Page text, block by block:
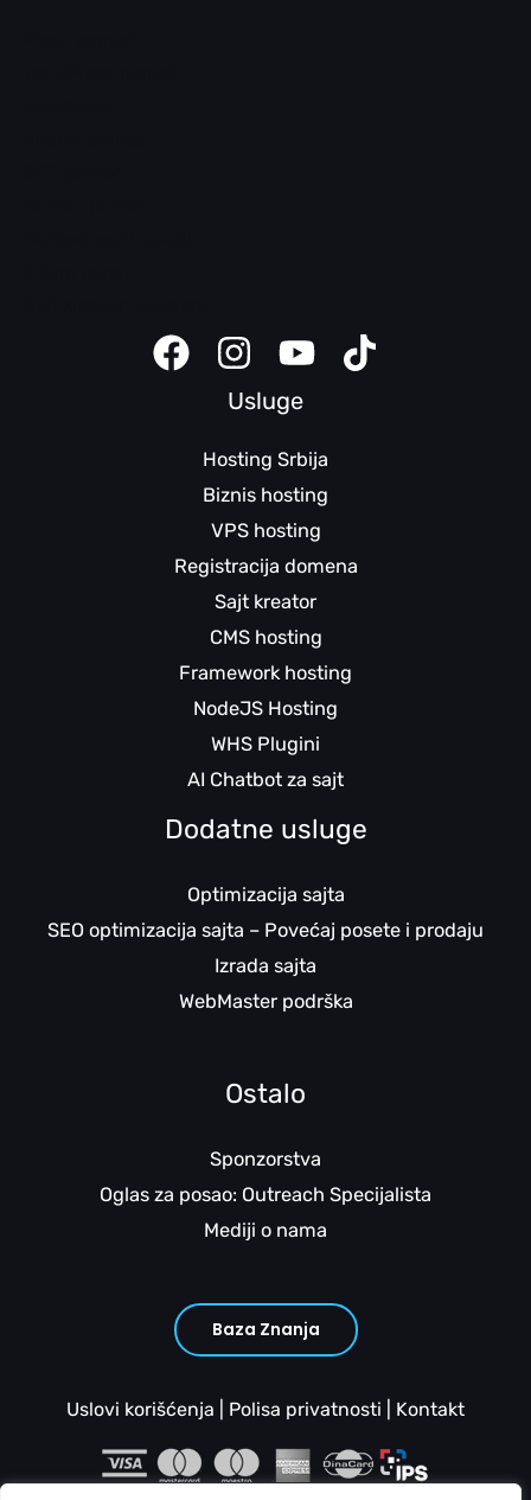
Usluge
Hosting Srbija
Biznis hosting
VPS hosting
Registracija domena
Sajt kreator
CMS hosting
Framework hosting
NodeJS Hosting
WHS Plugini
AI Chatbot za sajt
Dodatne usluge
Optimizacija sajta
SEO optimizacija sajta – Povećaj posete i prodaju
Izrada sajta
WebMaster podrška
Ostalo
Sponzorstva
Oglas za posao: Outreach Specijalista
Mediji o nama
Baza Znanja
Uslovi korišćenja Polisa privatnosti Kontakt